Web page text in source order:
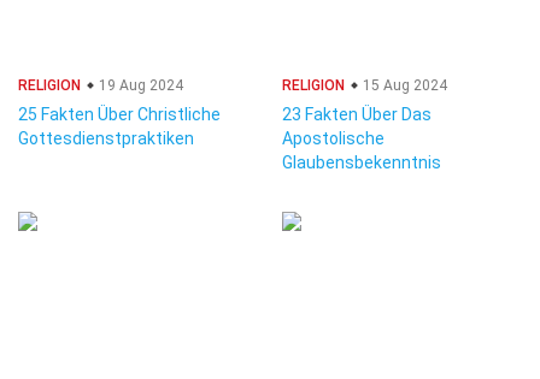
RELIGION 19 Aug 2024
25 Fakten Über Christliche
Gottesdienstpraktiken
RELIGION 15 Aug 2024
23 Fakten Über Das
Apostolische
Glaubensbekenntnis